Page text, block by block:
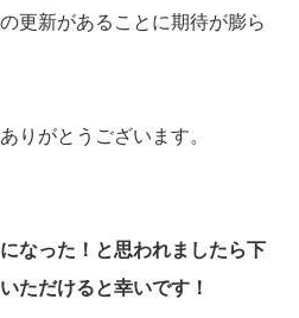
更新があることに期待が膨ら
りがとうございます。
なった！と思われましたら下
ただけると幸いです！